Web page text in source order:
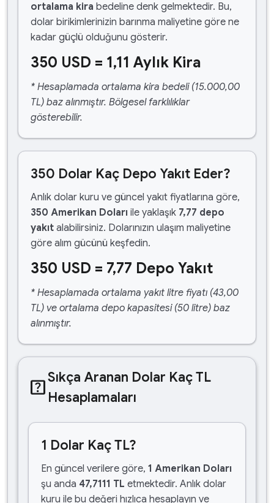
ortalama kira bedeline denk gelmektedir. Bu,
dolar birikimlerinizin barınma maliyetine göre ne
kadar güçlü olduğunu gösterir.
350 USD = 1,11 Aylık Kira
* Hesaplamada ortalama kira bedeli (15.000,00
TL) baz alınmıştır. Bölgesel farklılıklar
gösterebilir.
350 Dolar Kaç Depo Yakıt Eder?
Anlık dolar kuru ve güncel yakıt fiyatlarına göre,
350 Amerikan Doları ile yaklaşık 7,77 depo
yakıt alabilirsiniz. Dolarınızın ulaşım maliyetine
göre alım gücünü keşfedin.
350 USD = 7,77 Depo Yakıt
* Hesaplamada ortalama yakıt litre fiyatı (43,00
TL) ve ortalama depo kapasitesi (50 litre) baz
alınmıştır.
help_centerSıkça Aranan Dolar Kaç TL
Hesaplamaları
1 Dolar Kaç TL?
En güncel verilere göre, 1 Amerikan Doları
şu anda 47,7111 TL etmektedir. Anlık dolar
kuru ile bu değeri hızlıca hesaplayın ve